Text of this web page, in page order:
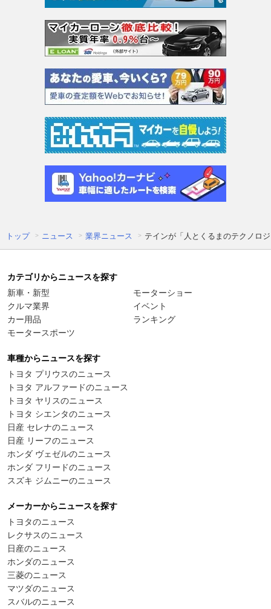
トップ ニュース 業界ニュース テインが「人とくるまのテクノロ
カテゴリからニュースを探す
新車・新型
クルマ業界
カー用品
モータースポーツ
モーターショー
イベント
ランキング
車種からニュースを探す
トヨタ プリウスのニュース
トヨタ アルファードのニュース
トヨタ ヤリスのニュース
トヨタ シエンタのニュース
日産 セレナのニュース
日産 リーフのニュース
ホンダ ヴェゼルのニュース
ホンダ フリードのニュース
スズキ ジムニーのニュース
メーカーからニュースを探す
トヨタのニュース
レクサスのニュース
日産のニュース
ホンダのニュース
三菱のニュース
マツダのニュース
スバルのニュース